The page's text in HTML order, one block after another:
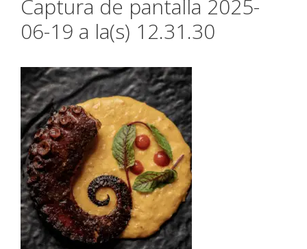
Captura de pantalla 2025-
06-19 a la(s) 12.31.30